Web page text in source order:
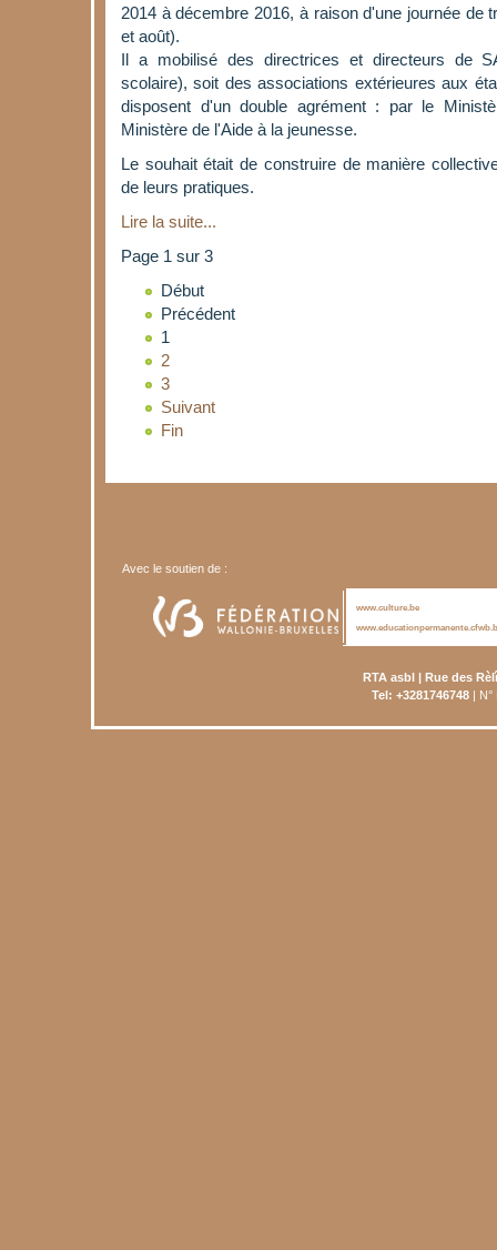
2014 à décembre 2016, à raison d'une journée de
et août).
Il a mobilisé des directrices et directeurs de
scolaire), soit des associations extérieures aux
disposent d'un double agrément : par le
Ministère de l'Aide à la jeunesse.
Le souhait était de construire de manière
de leurs pratiques.
Lire la suite...
Page 1 sur 3
Début
Précédent
1
2
3
Suivant
Fin
Avec le soutien de :
www.culture.be
RTA asbl | Rue des
Tel: +3281746748| N°